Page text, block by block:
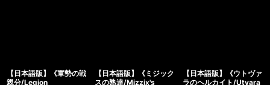
【日本語版】《軍勢の戦
親分/Legion
【日本語版】《ミジック
スの熟達/Mizzix's
【日本語版】《ウトヴァ
ラのヘルカイト/Utvara